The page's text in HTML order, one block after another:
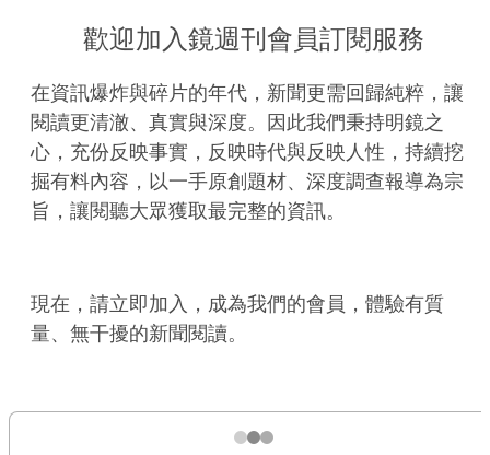
歡迎加入鏡週刊會員訂閱服務
在資訊爆炸與碎片的年代，新聞更需回歸純粹，讓
閱讀更清澈、真實與深度。因此我們秉持明鏡之
心，充份反映事實，反映時代與反映人性，持續挖
掘有料內容，以一手原創題材、深度調查報導為宗
旨，讓閱聽大眾獲取最完整的資訊。
現在，請立即加入，成為我們的會員，體驗有質
量、無干擾的新聞閱讀。